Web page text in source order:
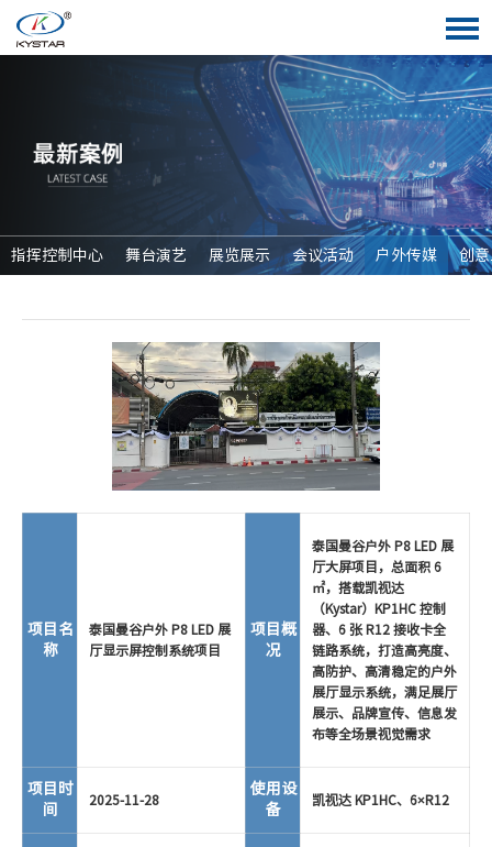
指挥控制中心 舞台演艺 展览展示 会议活动 户外传媒 创
项目名
称
泰国曼谷户外 P8 LED 展
厅显示屏控制系统项目
项目概
况
泰国曼谷户外 P8 LED 展
厅大屏项目，总面积 6
㎡，搭载凯视达
（Kystar）KP1HC 控制
器、6 张 R12 接收卡全
链路系统，打造高亮度、
高防护、高清稳定的户外
展厅显示系统，满足展厅
展示、品牌宣传、信息发
布等全场景视觉需求
项目时
间
2025-11-28
使用设
备
凯视达 KP1HC、6×R12